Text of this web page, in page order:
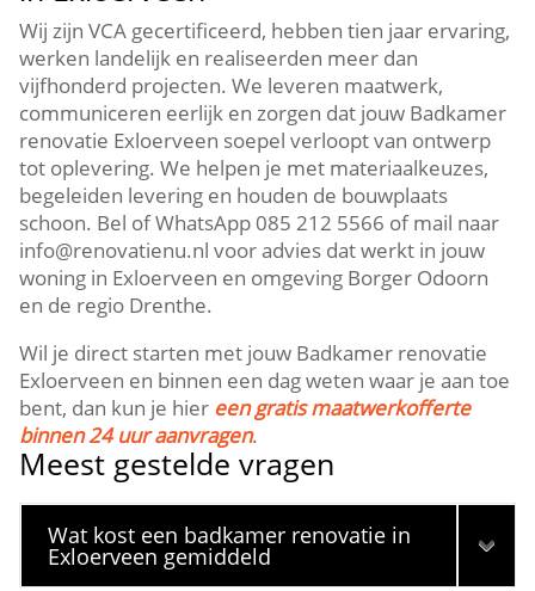
Wij zijn VCA gecertificeerd, hebben tien jaar ervaring,
werken landelijk en realiseerden meer dan
vijfhonderd projecten. We leveren maatwerk,
communiceren eerlijk en zorgen dat jouw Badkamer
renovatie Exloerveen soepel verloopt van ontwerp
tot oplevering. We helpen je met materiaalkeuzes,
begeleiden levering en houden de bouwplaats
schoon. Bel of WhatsApp 085 212 5566 of mail naar
info@renovatienu.nl voor advies dat werkt in jouw
woning in Exloerveen en omgeving Borger Odoorn
en de regio Drenthe.
Wil je direct starten met jouw Badkamer renovatie
Exloerveen en binnen een dag weten waar je aan toe
bent, dan kun je hier een gratis maatwerkofferte
binnen 24 uur aanvragen.
Meest gestelde vragen
Wat kost een badkamer renovatie in
Exloerveen gemiddeld